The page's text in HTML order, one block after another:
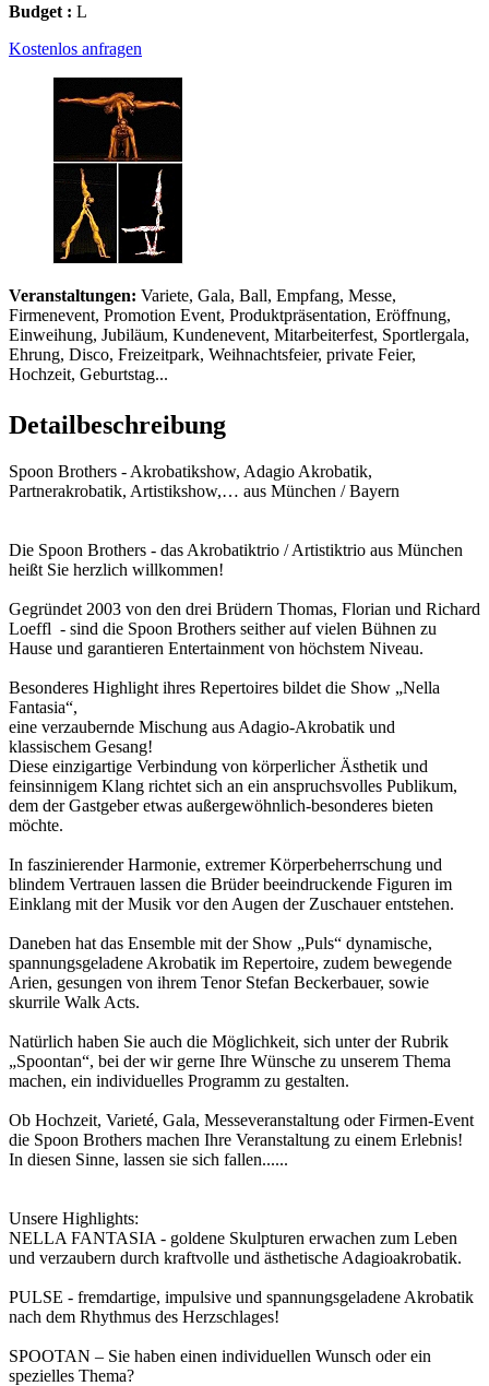
Budget : L
Kostenlos anfragen
Veranstaltungen: Variete, Gala, Ball, Empfang, Messe,
Firmenevent, Promotion Event, Produktpräsentation, Eröffnung,
Einweihung, Jubiläum, Kundenevent, Mitarbeiterfest, Sportlergala,
Ehrung, Disco, Freizeitpark, Weihnachtsfeier, private Feier,
Hochzeit, Geburtstag...
Detailbeschreibung
Spoon Brothers - Akrobatikshow, Adagio Akrobatik,
Partnerakrobatik, Artistikshow,… aus München / Bayern
Die Spoon Brothers - das Akrobatiktrio / Artistiktrio aus München
heißt Sie herzlich willkommen!
Gegründet 2003 von den drei Brüdern Thomas, Florian und Richard
Loeffl - sind die Spoon Brothers seither auf vielen Bühnen zu
Hause und garantieren Entertainment von höchstem Niveau.
Besonderes Highlight ihres Repertoires bildet die Show „Nella
Fantasia“,
eine verzaubernde Mischung aus Adagio-Akrobatik und
klassischem Gesang!
Diese einzigartige Verbindung von körperlicher Ästhetik und
feinsinnigem Klang richtet sich an ein anspruchsvolles Publikum,
dem der Gastgeber etwas außergewöhnlich-besonderes bieten
möchte.
In faszinierender Harmonie, extremer Körperbeherrschung und
blindem Vertrauen lassen die Brüder beeindruckende Figuren im
Einklang mit der Musik vor den Augen der Zuschauer entstehen.
Daneben hat das Ensemble mit der Show „Puls“ dynamische,
spannungsgeladene Akrobatik im Repertoire, zudem bewegende
Arien, gesungen von ihrem Tenor Stefan Beckerbauer, sowie
skurrile Walk Acts.
Natürlich haben Sie auch die Möglichkeit, sich unter der Rubrik
„Spoontan“, bei der wir gerne Ihre Wünsche zu unserem Thema
machen, ein individuelles Programm zu gestalten.
Ob Hochzeit, Varieté, Gala, Messeveranstaltung oder Firmen-Event
die Spoon Brothers machen Ihre Veranstaltung zu einem Erlebnis!
In diesen Sinne, lassen sie sich fallen......
Unsere Highlights:
NELLA FANTASIA - goldene Skulpturen erwachen zum Leben
und verzaubern durch kraftvolle und ästhetische Adagioakrobatik.
PULSE - fremdartige, impulsive und spannungsgeladene Akrobatik
nach dem Rhythmus des Herzschlages!
SPOOTAN – Sie haben einen individuellen Wunsch oder ein
spezielles Thema?